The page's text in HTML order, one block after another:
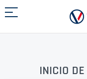
al
INICIO